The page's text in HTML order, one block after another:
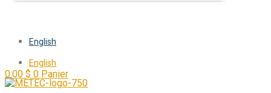
English
English
0.00 $ 0 Panier